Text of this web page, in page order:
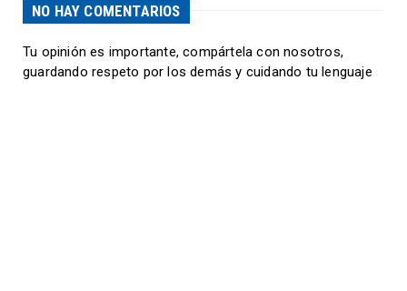
NO HAY COMENTARIOS
Tu opinión es importante, compártela con nosotros,
guardando respeto por los demás y cuidando tu lenguaje